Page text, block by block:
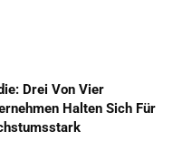
Drei Von Vier
Halten Sich Für